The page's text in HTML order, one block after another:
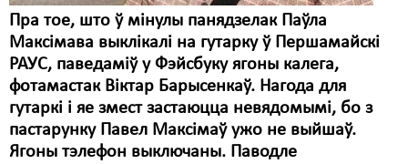
Пра тое, што ў мінулы панядзелак Паўла
Максімава выклікалі на гутарку ў Першамайскі
РАУС, паведаміў у Фэйсбуку ягоны калега,
фотамастак Віктар Барысенкаў. Нагода для
гутаркі і яе змест застаюцца невядомымі, бо з
пастарунку Павел Максімаў ужо не выйшаў.
Ягоны тэлефон выключаны. Паводле